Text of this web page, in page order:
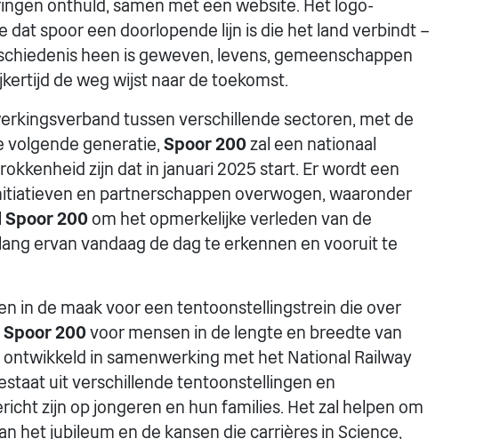
onthuld, samen met een website. Het logo-
spoor een doorlopende lijn is die het land verbindt –
heen is geweven, levens, gemeenschappen
de weg wijst naar de toekomst.
tussen verschillende sectoren, met de
volgende generatie, Spoor 200 zal een nationaal
zijn dat in januari 2025 start. Er wordt een
en partnerschappen overwogen, waaronder
Spoor 200 om het opmerkelijke verleden van de
ervan vandaag de dag te erkennen en vooruit te
in de maak voor een tentoonstellingstrein die over
Spoor 200 voor mensen in de lengte en breedte van
in samenwerking met het National Railway
uit verschillende tentoonstellingen en
zijn op jongeren en hun families. Het zal helpen om
het jubileum en de kansen die carrières in Science,